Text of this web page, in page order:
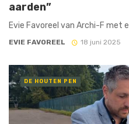
aarden”
Evie Favoreel van Archi-F met
EVIE FAVOREEL 18 juni 2025
DE HOUTEN PEN